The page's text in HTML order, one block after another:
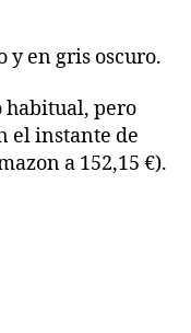
y en gris oscuro.
habitual, pero
el instante de
a 152,15 €).